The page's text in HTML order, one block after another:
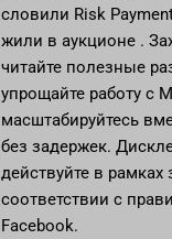
словили Risk
жили в аукционе .
читайте полезные
упрощайте работу с
масштабируйтесь
без задержек.
действуйте в рамках
соответствии с
Facebook.